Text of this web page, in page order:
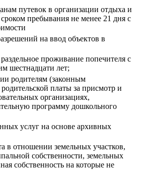
путевок в организации отдыха и
пребывания не менее 21 дня с
на ввод объектов в
проживание попечителя с
шестнадцати лет;
родителям (законным
платы за присмотр и
организациях,
программу дошкольного
услуг на основе архивных
в отношении земельных участков,
собственности, земельных
собственность на которые не